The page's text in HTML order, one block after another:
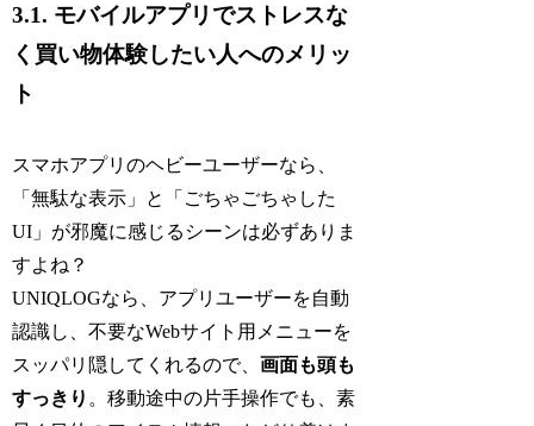
3.1. モバイルアプリでストレスな
く買い物体験したい人へのメリッ
ト
スマホアプリのヘビーユーザーなら、
「無駄な表示」と「ごちゃごちゃした
UI」が邪魔に感じるシーンは必ずありま
すよね？
UNIQLOGなら、アプリユーザーを自動
認識し、不要なWebサイト用メニューを
スッパリ隠してくれるので、画面も頭も
すっきり 。移動途中の片手操作でも、素